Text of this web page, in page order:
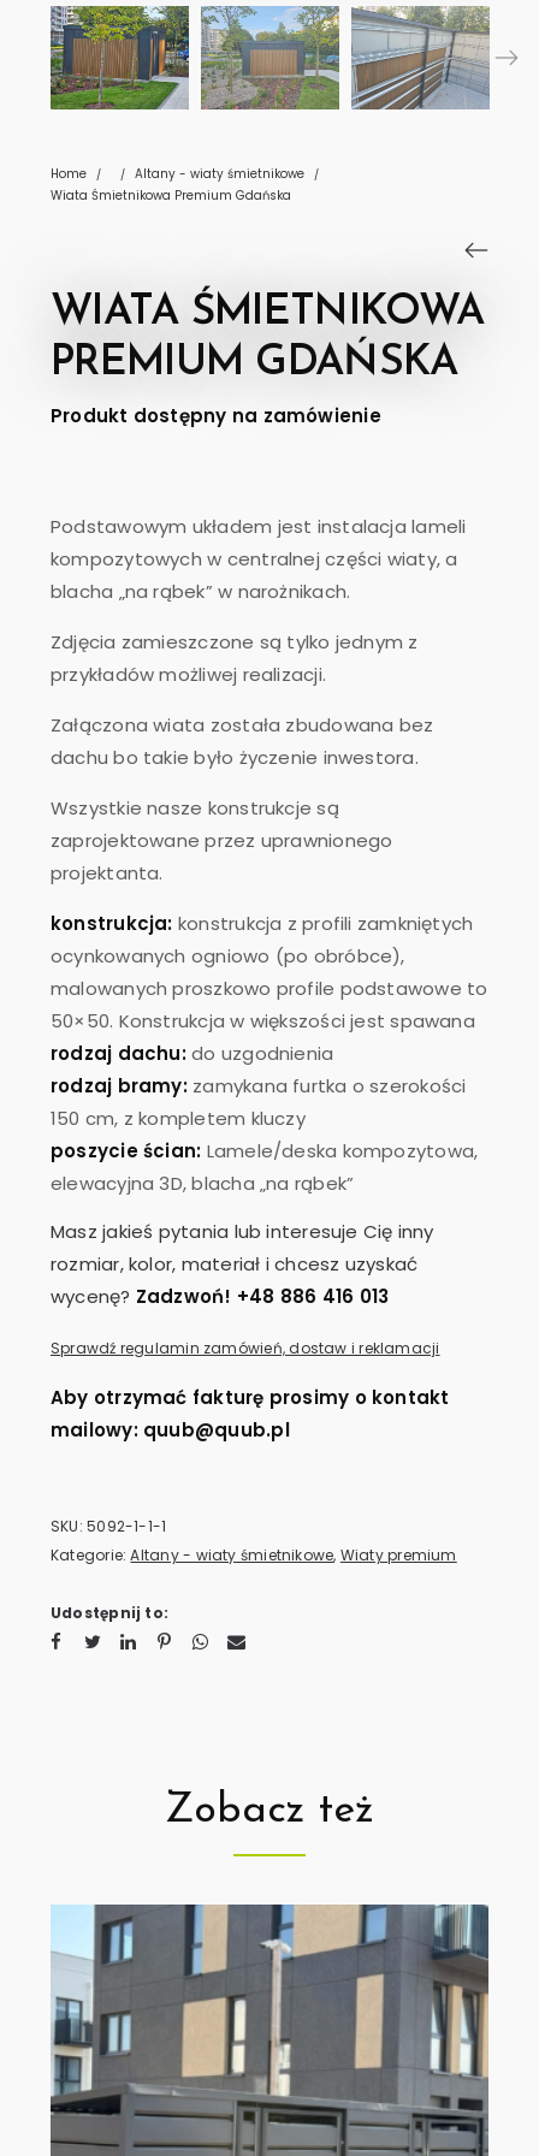
Home / / Altany - wiaty śmietnikowe /
Wiata Śmietnikowa Premium Gdańska
WIATA ŚMIETNIKOWA
PREMIUM GDAŃSKA
Produkt dostępny na zamówienie
Podstawowym układem jest instalacja lameli
kompozytowych w centralnej części wiaty, a
blacha „na rąbek” w narożnikach.
Zdjęcia zamieszczone są tylko jednym z
przykładów możliwej realizacji.
Załączona wiata została zbudowana bez
dachu bo takie było życzenie inwestora.
Wszystkie nasze konstrukcje są
zaprojektowane przez uprawnionego
projektanta.
konstrukcja: konstrukcja z profili zamkniętych
ocynkowanych ogniowo (po obróbce),
malowanych proszkowo profile podstawowe to
50×50. Konstrukcja w większości jest spawana
rodzaj dachu:do uzgodnienia
rodzaj bramy:zamykana furtka o szerokości
150 cm, z kompletem kluczy
poszycie ścian: Lamele/deska kompozytowa,
elewacyjna 3D, blacha „na rąbek”
Masz jakieś pytania lub interesuje Cię inny
rozmiar, kolor, materiał i chcesz uzyskać
wycenę? Zadzwoń! +48 886 416 013
Sprawdź regulamin zamówień, dostaw i reklamacji
Aby otrzymać fakturę prosimy o kontakt
mailowy: quub@quub.pl
SKU:5092-1-1-1
Kategorie:Altany - wiaty śmietnikowe, Wiaty premium
Udostępnij to:
Zobacz też